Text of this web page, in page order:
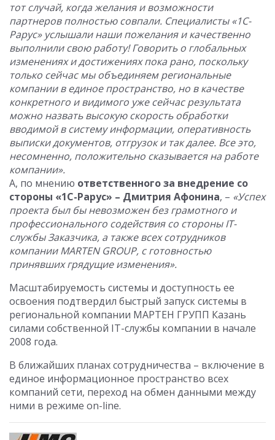
тот случай, когда желания и возможности
партнеров полностью совпали. Специалисты «1С-
Рарус» услышали наши пожелания и качественно
выполнили свою работу! Говорить о глобальных
изменениях и достижениях пока рано, поскольку
только сейчас мы объединяем региональные
компании в единое пространство, но в качестве
конкретного и видимого уже сейчас результата
можно назвать высокую скорость обработки
вводимой в систему информации, оперативность
выписки документов, отгрузок и так далее. Все это,
несомненно, положительно сказывается на работе
компании».
А, по мнению ответственного за внедрение со
стороны «1С-Рарус» – Дмитрия Афонина, – «Успех
проекта был бы невозможен без грамотного и
профессионального содействия со стороны IT-
службы Заказчика, а также всех сотрудников
компании MARTEN GROUP, с готовностью
принявших грядущие изменения».
Масштабируемость системы и доступность ее
освоения подтвердил быстрый запуск системы в
региональной компании МАРТЕН ГРУПП Казань
силами собственной IT-службы компании в начале
2008 года.
В ближайших планах сотрудничества – включение в
единое информационное пространство всех
компаний сети, переход на обмен данными между
ними в режиме on-line.